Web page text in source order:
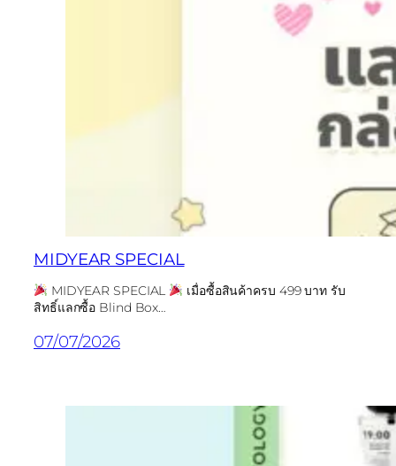
MIDYEAR SPECIAL
MIDYEAR SPECIAL
เมื่อซื้อสินค้าครบ 499 บาท รับ
สิทธิ์แลกซื้อ Blind Box…
07/07/2026